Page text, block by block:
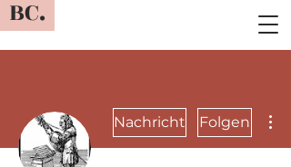
BC.
Nachricht Folgen